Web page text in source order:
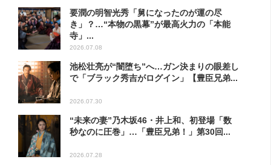
要潤の明智光秀「舅になったのが運の尽
き」？…“本物の黒幕”が最高火力の「本能
寺」...
2026.07.08
池松壮亮が“闇堕ち”へ…ガン決まりの眼差し
で「ブラック秀吉がログイン」【豊臣兄弟...
2026.07.30
“未来の妻”乃木坂46・井上和、初登場「数
秒なのに圧巻」…「豊臣兄弟！」第30回...
2026.07.28